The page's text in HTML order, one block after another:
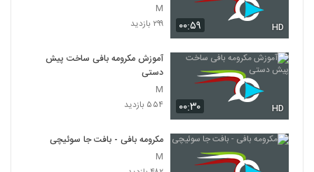
۰۰:۵۹ HD
M
۲۹۹ بازدید
۰۰:۳۰ HD
آموزش مکرومه بافی ساخت پیش
دستی
M
۵۵۴ بازدید
مکرومه بافی - بافت جا سوئیچی
M